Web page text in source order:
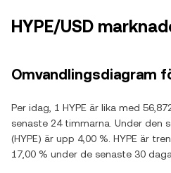
HYPE/USD
Omvandlingsdiagram
Per idag, 1 HYPE är lika med
senaste 24 timmarna. Under den
(HYPE) är upp 4,00 %. HYPE är
17,00 % under de senaste 30